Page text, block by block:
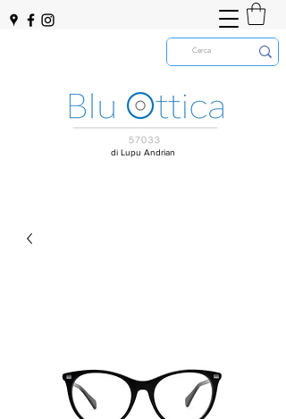
di Lupu Andrian